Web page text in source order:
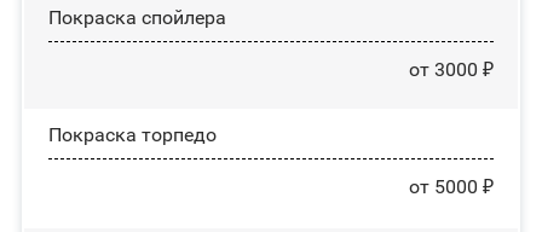
Покраска спойлера
от 3000 ₽
Покраска торпедо
от 5000 ₽